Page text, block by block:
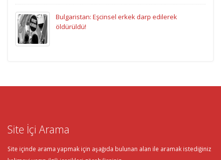
Bulgaristan: Eşcinsel erkek darp edilerek
öldürüldü!
Site İçi Arama
Site içinde arama yapmak için aşağıda bulunan alan ile aramak istediğiniz